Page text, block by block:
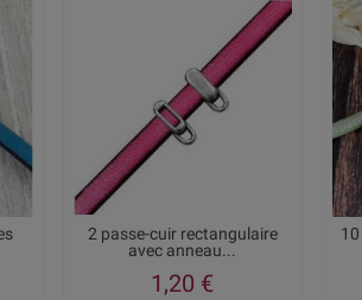
2 passe-cuir rectangulaire
avec anneau...
1,20 €